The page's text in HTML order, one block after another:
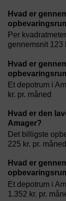
Hvad er
Per
gennemsnit 123
Hvad er
Et depotrum i
kr. pr. måned
Hvad er den
Amager?
Det billigste
225 kr. pr. måned
Hvad er
Et depotrum i
1.352 kr. pr.